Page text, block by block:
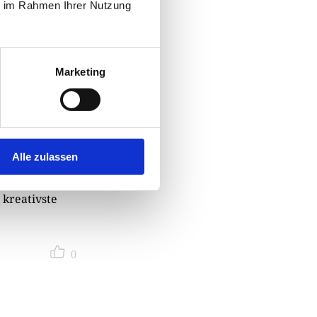
Rahmen Ihrer Nutzung
Marketing
Alle zulassen
um den
In
am
drei
kreativste
0